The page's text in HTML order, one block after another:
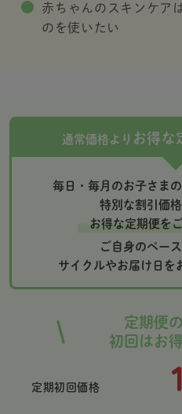
赤ちゃんのスキンケア
のを使いたい
通常価格より お得な
毎日・毎月のお子さま
特別な割引価
お得な定期便を
ご自身のペー
サイクルやお届け日を
定期便
初回はお
定期初回価格